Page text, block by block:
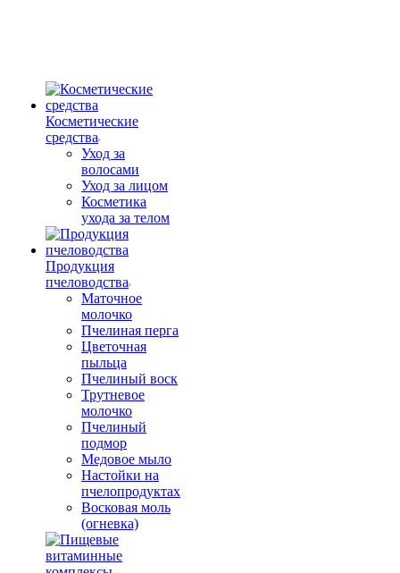
Косметические
средства
Уход за
волосами
Уход за лицом
Косметика
ухода за телом
Продукция
пчеловодства
Маточное
молочко
Пчелиная перга
Цветочная
пыльца
Пчелиный воск
Трутневое
молочко
Пчелиный
подмор
Медовое мыло
Настойки на
пчелопродуктах
Восковая моль
(огневка)